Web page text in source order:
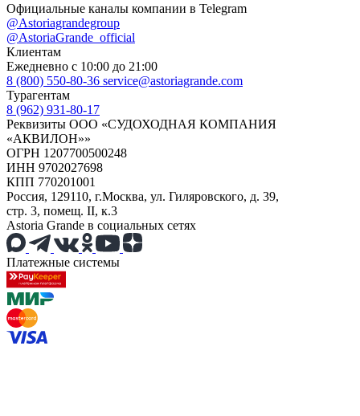
Официальные каналы компании в Telegram
@Astoriagrandegroup
@AstoriaGrande_official
Клиентам
Ежедневно с 10:00 до 21:00
8 (800) 550-80-36 service@astoriagrande.com
Турагентам
8 (962) 931-80-17
Реквизиты ООО «СУДОХОДНАЯ КОМПАНИЯ
«АКВИЛОН»»
ОГРН 1207700500248
ИНН 9702027698
КПП 770201001
Россия, 129110, г.Москва, ул. Гиляровского, д. 39,
стр. 3, помещ. II, к.3
Astoria Grande в социальных сетях
Платежные системы